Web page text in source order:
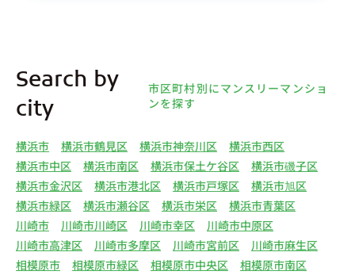
Search by
city
市区町村別にマンスリーマンショ
ンを探す
横浜市 横浜市鶴見区 横浜市神奈川区
横浜市西区
横浜市中区
横浜市南区 横浜市保土ケ谷区
横浜市磯子区
横浜市金沢区
横浜市港北区 横浜市戸塚区
横浜市旭区
横浜市緑区
横浜市瀬谷区 横浜市栄区
横浜市青葉区
川崎市
川崎市川崎区 川崎市幸区
川崎市中原区
川崎市高津区
川崎市多摩区 川崎市宮前区
川崎市麻生区
相模原市
相模原市緑区 相模原市中央区
相模原市南区